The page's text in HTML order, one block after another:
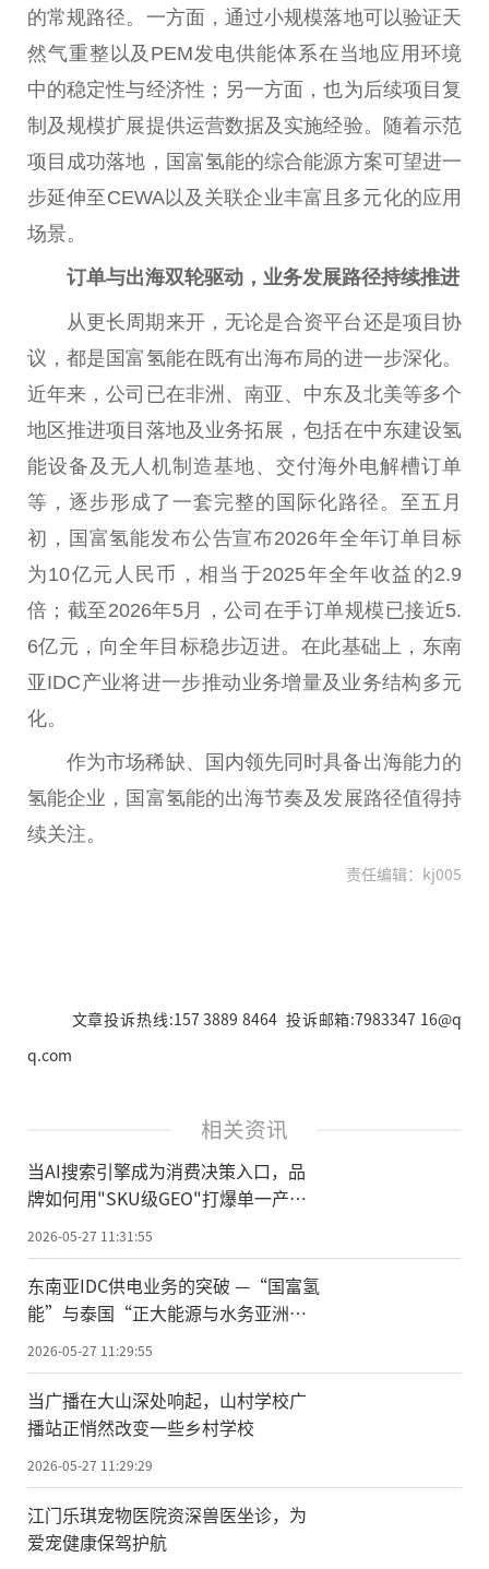
的常规路径。一方面，通过小规模落地可以验证天
然气重整以及PEM发电供能体系在当地应用环境
中的稳定性与经济性；另一方面，也为后续项目复
制及规模扩展提供运营数据及实施经验。随着示范
项目成功落地，国富氢能的综合能源方案可望进一
步延伸至CEWA以及关联企业丰富且多元化的应用
场景。
订单与出海双轮驱动，业务发展路径持续推进
从更长周期来开，无论是合资平台还是项目协
议，都是国富氢能在既有出海布局的进一步深化。
近年来，公司已在非洲、南亚、中东及北美等多个
地区推进项目落地及业务拓展，包括在中东建设氢
能设备及无人机制造基地、交付海外电解槽订单
等，逐步形成了一套完整的国际化路径。至五月
初，国富氢能发布公告宣布2026年全年订单目标
为10亿元人民币，相当于2025年全年收益的2.9
倍；截至2026年5月，公司在手订单规模已接近5.
6亿元，向全年目标稳步迈进。在此基础上，东南
亚IDC产业将进一步推动业务增量及业务结构多元
化。
作为市场稀缺、国内领先同时具备出海能力的
氢能企业，国富氢能的出海节奏及发展路径值得持
续关注。
责任编辑：kj005
文章投诉热线:157 3889 8464 投诉邮箱:7983347 16@q
q.com
相关资讯
当AI搜索引擎成为消费决策入口，品
牌如何用"SKU级GEO"打爆单一产
品？
2026-05-27 11:31:55
东南亚IDC供电业务的突破 —“国富氢
能”与泰国“正大能源与水务亚洲有
限公司”（CEWA）就泰国IDC项目供
电业务合作签约
2026-05-27 11:29:55
当广播在大山深处响起，山村学校广
播站正悄然改变一些乡村学校
2026-05-27 11:29:29
江门乐琪宠物医院资深兽医坐诊，为
爱宠健康保驾护航